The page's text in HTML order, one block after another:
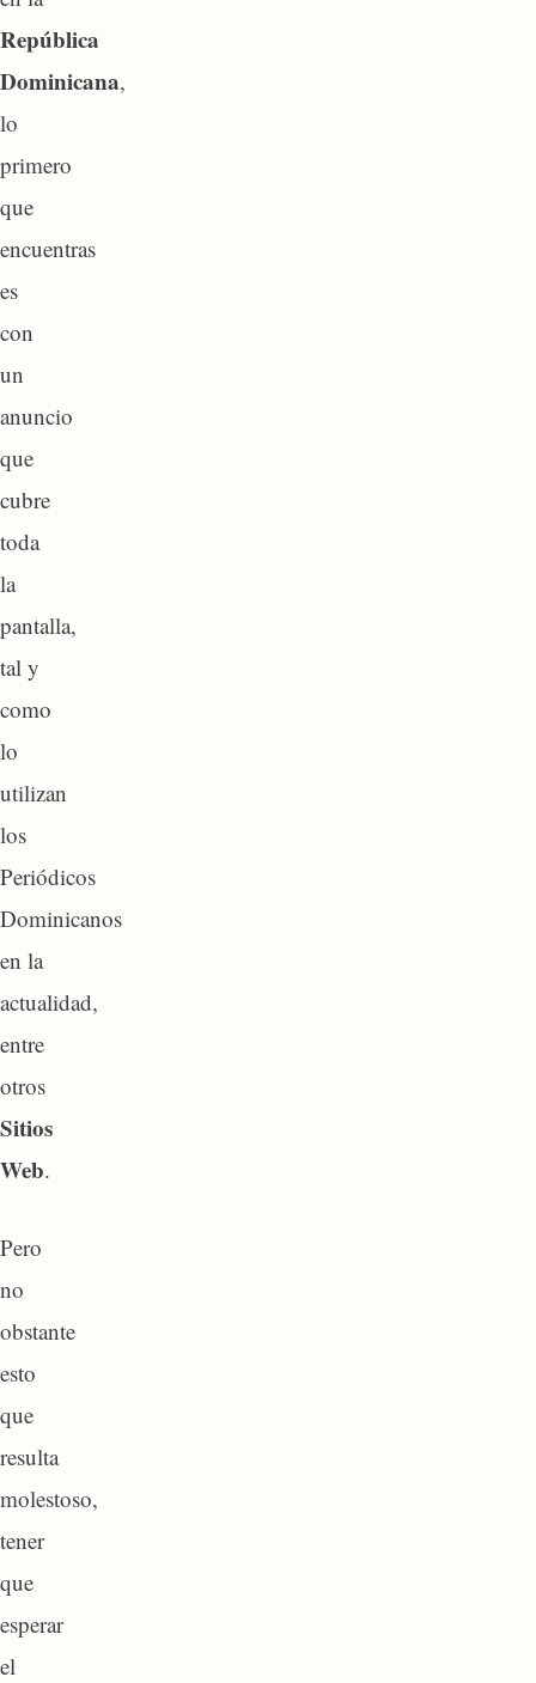
República
Dominicana,
lo
primero
que
encuentras
es
con
un
anuncio
que
cubre
toda
la
pantalla,
tal y
como
lo
utilizan
los
Periódicos
Dominicanos
en la
actualidad,
entre
otros
Sitios
Web.
Pero
no
obstante
esto
que
resulta
molestoso,
tener
que
esperar
el